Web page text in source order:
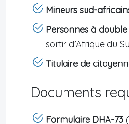
Mineurs sud-
Personnes à
sortir d’Afrique du
Titulaire de
Documents
Formulaire DHA-73